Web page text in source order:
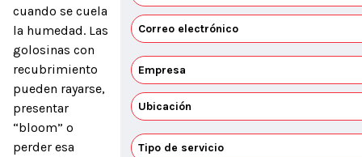
cuando se cuela
la humedad. Las
golosinas con
recubrimiento
pueden rayarse,
presentar
“bloom” o
perder esa